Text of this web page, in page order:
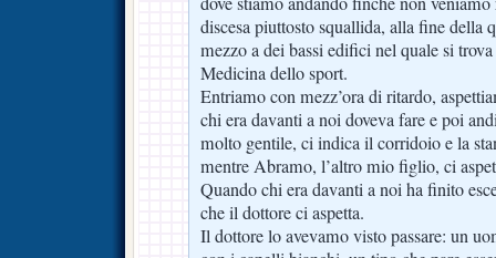
discesa piuttosto squallida, alla fine della
mezzo a dei bassi edifici nel quale si
Medicina dello sport.
Entriamo con mezz’ora di ritardo,
chi era davanti a noi doveva fare e poi
molto gentile, ci indica il corridoio e la
mentre Abramo, l’altro mio figlio, ci
Quando chi era davanti a noi ha finito
che il dottore ci aspetta.
Il dottore lo avevamo visto passare: un